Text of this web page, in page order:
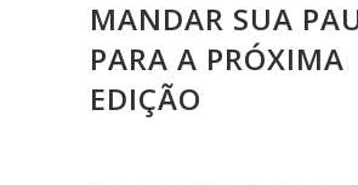
MANDAR SUA
PARA A PRÓXIMA
EDIÇÃO